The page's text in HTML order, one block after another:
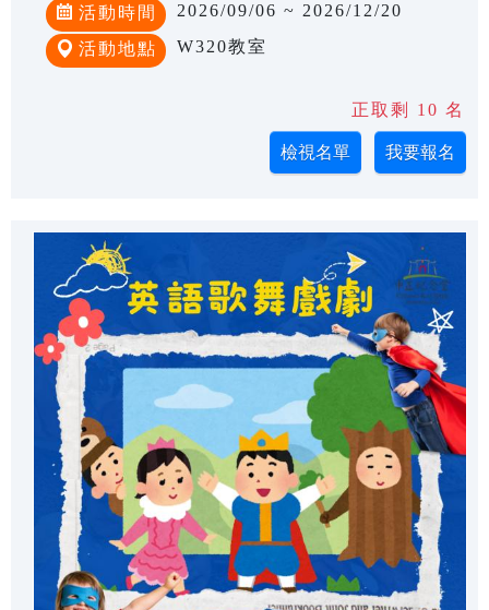
活動時間 2026/09/06 ~ 2026/12/20
活動地點 W320教室
正取剩 10 名